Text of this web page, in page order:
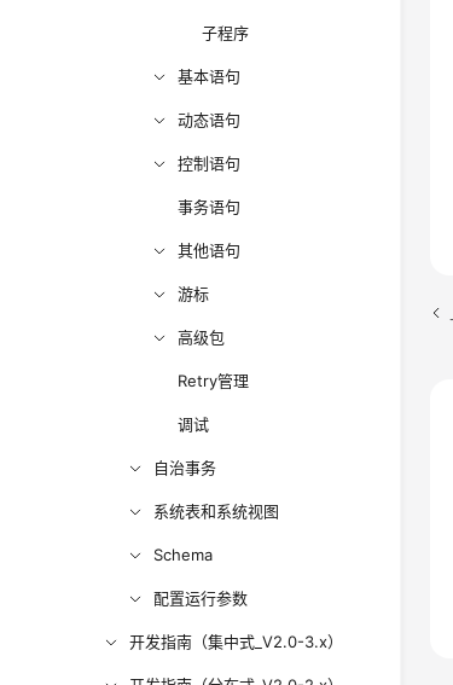
子程序
基本语句
动态语句
控制语句
事务语句
其他语句
游标
高级包
Retry管理
调试
自治事务
系统表和系统视图
Schema
配置运行参数
开发指南（集中式_V2.0-3.x）